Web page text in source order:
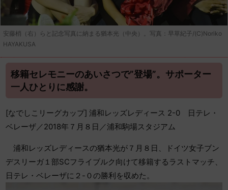
安藤梢（右）らと記念写真に納まる猶本光（中央）。写真：早草紀子/(C)Noriko
HAYAKUSA
移籍セレモニーのあいさつで”登場”。サポーター
一人ひとりに感謝。
[なでしこリーグカップ] 浦和レッズレディース 2-0 日テレ・
ベレーザ／2018年７月８日／浦和駒場スタジアム
浦和レッズレディースの猶本光が７月８日、ドイツ女子ブン
デスリーガ１部SCフライブルク向けて移籍するラストマッチ、
日テレ・ベレーザに２-０の勝利を収めた。